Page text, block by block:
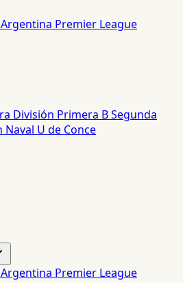
Premier League
División Primera BSegunda
Naval U de Conce
Premier League